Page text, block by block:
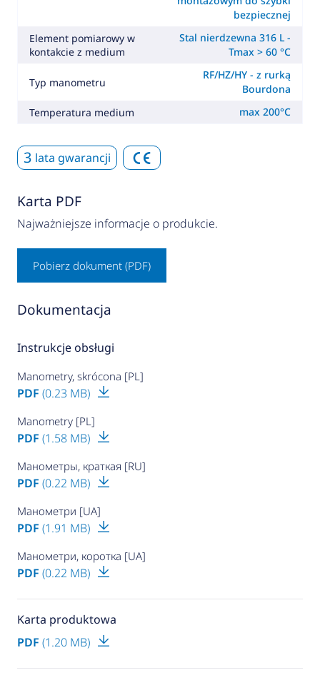
bezpiecznej
Element pomiarowy w
kontakcie z medium
Stal nierdzewna 316 L -
Tmax > 60 °C
Typ manometru
RF/HZ/HY - z rurką
Bourdona
Temperatura medium
max 200°C
3 lata gwarancji
Karta PDF
Najważniejsze informacje o produkcie.
Pobierz dokument (PDF)
Dokumentacja
Instrukcje obsługi
Manometry, skrócona [PL]
PDF (0.23 MB)
Manometry [PL]
PDF (1.58 MB)
Манометры, краткая [RU]
PDF (0.22 MB)
Манометри [UA]
PDF (1.91 MB)
Манометри, коротка [UA]
PDF (0.22 MB)
Karta produktowa
PDF (1.20 MB)